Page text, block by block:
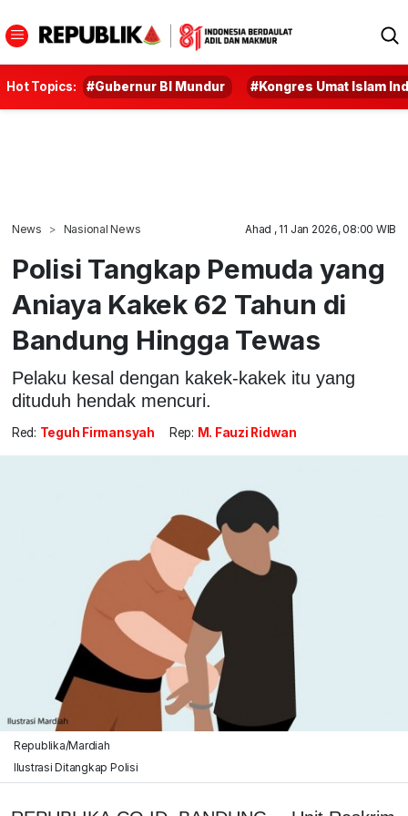
Hot Topics: #Gubernur BI Mundur #Kongres Umat Islam
News Nasional News Ahad , 11 Jan 2026, 08:00 WIB
Polisi Tangkap Pemuda yang
Aniaya Kakek 62 Tahun di
Bandung Hingga Tewas
Pelaku kesal dengan kakek-kakek itu yang
dituduh hendak mencuri.
Red: Teguh Firmansyah Rep: M. Fauzi Ridwan
Republika/Mardiah
Ilustrasi Ditangkap Polisi